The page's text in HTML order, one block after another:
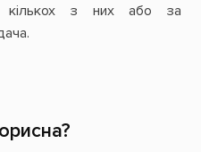
кількох з них або за